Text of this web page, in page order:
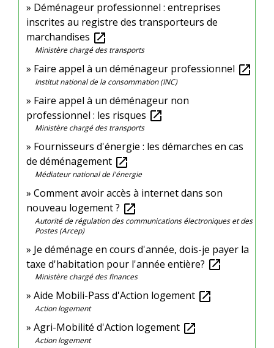
Déménageur professionnel : entreprises
inscrites au registre des transporteurs de
marchandises open_in_new
Ministère chargé des transports
Faire appel à un déménageur professionnel open_in_new
Institut national de la consommation (INC)
Faire appel à un déménageur non
professionnel : les risques open_in_new
Ministère chargé des transports
Fournisseurs d'énergie : les démarches en cas
de déménagement open_in_new
Médiateur national de l'énergie
Comment avoir accès à internet dans son
nouveau logement ? open_in_new
Autorité de régulation des communications électroniques et des
Postes (Arcep)
Je déménage en cours d'année, dois-je payer la
taxe d'habitation pour l'année entière? open_in_new
Ministère chargé des finances
Aide Mobili-Pass d'Action logement open_in_new
Action logement
Agri-Mobilité d'Action logement open_in_new
Action logement